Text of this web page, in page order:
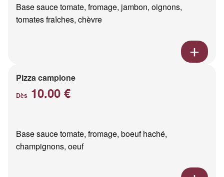
Base sauce tomate, fromage, jambon, oignons,
tomates fraîches, chèvre
Pizza campione
Dès 10.00 €
Base sauce tomate, fromage, boeuf haché,
champignons, oeuf